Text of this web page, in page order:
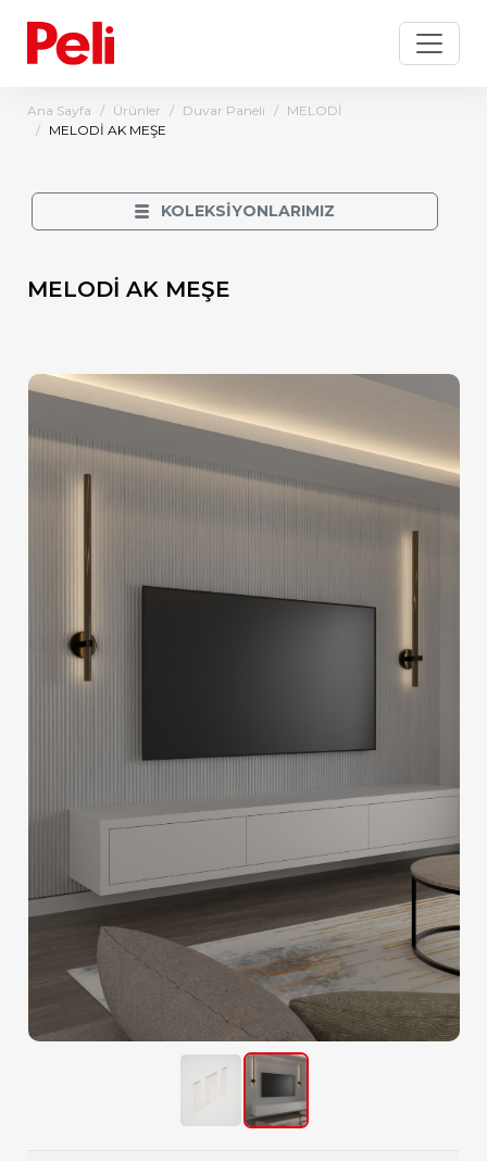
Ana Sayfa Ürünler Duvar Paneli
MELODİ
MELODİ AK MEŞE
KOLEKSİYONLARIMIZ
MELODİ AK MEŞE